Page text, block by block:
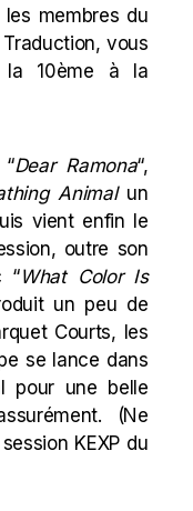
membres du
Traduction, vous
la 10ème à la
Dear Ramona“,
Animal un
vient enfin le
outre son
“What Color Is
un peu de
Courts, les
se lance dans
pour une belle
(Ne
session KEXP du